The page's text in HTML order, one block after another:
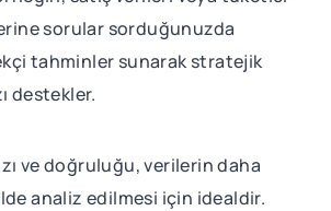
sorular sorduğunuzda
tahminler sunarak stratejik
destekler.
ve doğruluğu, verilerin daha
analiz edilmesi için idealdir.